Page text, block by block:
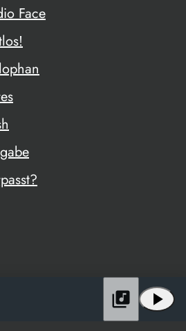
Face
play_arrow
library_music